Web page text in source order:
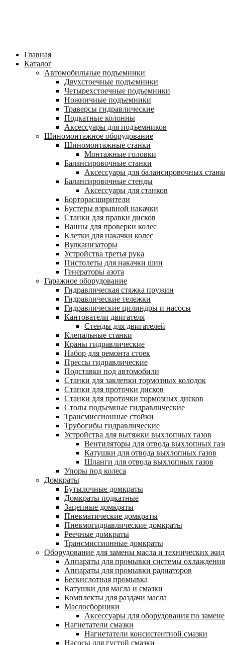
Главная
Каталог
Автомобильные подъемники
Двухстоечные подъемники
Четырехстоечные подъемники
Ножничные подъемники
Траверсы гидравлические
Подкатные колонны
Аксессуары для подъемников
Шиномонтажное оборудование
Шиномонтажные станки
Монтажные головки
Балансировочные станки
Аксессуары для балансировочных
Балансировочные стенды
Аксессуары для станков
Борторасширители
Бустеры взрывной накачки
Станки для правки дисков
Ванны для проверки колес
Клетки для накачки колес
Вулканизаторы
Устройства третья рука
Пистолеты для накачки шин
Генераторы азота
Гаражное оборудование
Гидравлическая стяжка пружин
Гидравлические тележки
Гидравлические цилиндры и насосы
Кантователи двигателя
Стенды для двигателей
Клепальные станки
Краны гидравлические
Набор для ремонта стоек
Прессы гидравлические
Подставки под автомобили
Станки для заклепки тормозных колодок
Станки для проточки дисков
Станки для проточки тормозных дисков
Столы подъемные гидравлические
Трансмиссионные стойки
Трубогибы гидравлические
Устройства для вытяжки выхлопных газов
Вентиляторы для отвода выхлопных
Катушки для отвода выхлопных газов
Шланги для отвода выхлопных газов
Упоры под колеса
Домкраты
Бутылочные домкраты
Домкраты подкатные
Зацепные домкраты
Пневматические домкраты
Пневмогидравлические домкраты
Реечные домкраты
Трансмиссионные домкраты
Оборудование для замены масла и технических
Аппараты для промывки системы охлаждения
Аппараты для промывки радиаторов
Бескислотная промывка
Катушки для масла и смазки
Комплекты для раздачи масла
Маслосборники
Аксессуары для оборудования по
Нагнетатели смазки
Нагнетатели консистентной смазки
Насосы для густой смазки